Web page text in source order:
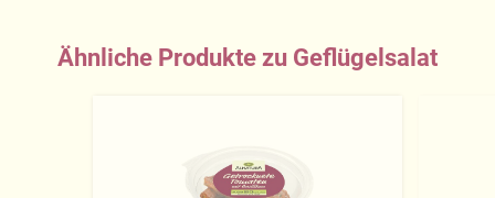
Ähnliche Produkte zu Geflügelsalat